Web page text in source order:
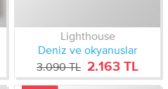
Lighthouse
Deniz ve okyanuslar
3.090 TL 2.163 TL